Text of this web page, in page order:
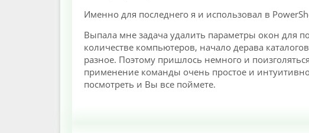
Именно для последнего я и использовал в
Выпала мне задача удалить параметры окон для
количестве компьютеров, начало дерава
разное. Поэтому пришлось немного и
применение команды очень простое и
посмотреть и Вы все поймете.